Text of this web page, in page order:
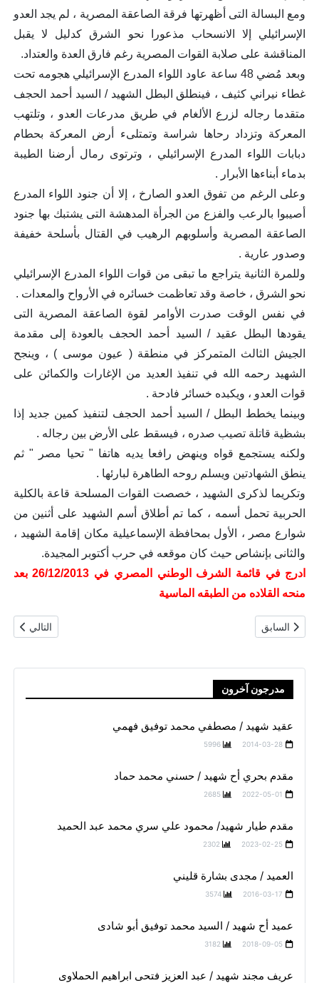
ومع البسالة التى أظهرتها فرقة الصاعقة المصرية ، لم يجد العدو
الإسرائيلي إلا الانسحاب مذعورا نحو الشرق كدليل لا يقبل
المناقشة على صلابة القوات المصرية رغم فارق العدة والعتداد.
وبعد مُضي 48 ساعة عاود اللواء المدرع الإسرائيلي هجومه تحت
غطاء نيراني كثيف ، فينطلق البطل الشهيد / السيد أحمد الحجف
متقدما رجاله لزرع الألغام في طريق مدرعات العدو ، وتلتهب
المعركة وتزداد رحاها شراسة وتمتلىء أرض المعركة بحطام
دبابات اللواء المدرع الإسرائيلي ، وترتوى رمال أرضنا الطيبة
بدماء أبناءها الأبرار .
وعلى الرغم من تفوق العدو الصارخ ، إلا أن جنود اللواء المدرع
أصيبوا بالرعب والفزع من الجرأة المدهشة التى يشتبك بها جنود
الصاعقة المصرية وأسلوبهم الرهيب في القتال بأسلحة خفيفة
وصدور عارية .
وللمرة الثانية يتراجع ما تبقى من قوات اللواء المدرع الإسرائيلي
نحو الشرق ، خاصة وقد تعاظمت خسائره في الأرواح والمعدات .
في نفس الوقت صدرت الأوامر لقوة الصاعقة المصرية التى
يقودها البطل عقيد / السيد أحمد الحجف بالعودة إلى مقدمة
الجيش الثالث المتمركز في منطقة ( عيون موسى ) ، وينجح
الشهيد رحمه الله في تنفيذ العديد من الإغارات والكمائن على
قوات العدو ، ويكبده خسائر فادحة .
وبينما يخطط البطل / السيد أحمد الحجف لتنفيذ كمين جديد إذا
بشظية قاتلة تصيب صدره ، فيسقط على الأرض بين رجاله .
ولكنه يستجمع قواه وينهض رافعا يديه هاتفا " تحيا مصر " ثم
ينطق الشهادتين ويسلم روحه الطاهرة لبارئها .
وتكريما لذكرى الشهيد ، خصصت القوات المسلحة قاعة بالكلية
الحربية تحمل أسمه ، كما تم أطلاق أسم الشهيد على أثنين من
شوارع مصر ، الأول بمحافظة الإسماعيلية مكان إقامة الشهيد ،
والثانى بإنشاص حيث كان موقعه في حرب أكتوبر المجيدة.
ادرج في قائمة الشرف الوطني المصري في 26/12/2013 بعد
منحه القلاده من الطبقه الماسية
المقال السابق: الشهيد الرقيب / عمر حسن الفرك
السابق المقال
التالي
مدرجون آخرون
عقيد شهيد / مصطفي محمد توفيق فهمي
2014-03-28
5996
مقدم بحري أح شهيد / حسني محمد حماد
2022-05-01
2685
مقدم طيار شهيد/ محمود علي سري محمد عبد الحميد
2023-02-25
2302
العميد / مجدى بشارة قليني
2016-03-17
3574
عميد أح شهيد / السيد محمد توفيق أبو شادى
2018-09-05
3182
عريف مجند شهيد / عبد العزيز فتحى ابراهيم الحملاوى